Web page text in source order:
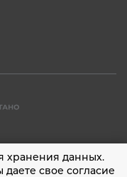
хранения данных.
свое согласие